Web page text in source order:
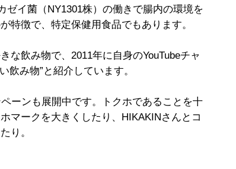
イ菌（NY1301株）の働きで腸内の環境を
特徴で、特定保健用食品でもあります。
な飲み物で、2011年に自身のYouTubeチャ
飲み物”と紹介しています。
ーンも展開中です。トクホであることを十
マークを大きくしたり、HIKAKINさんとコ
り。